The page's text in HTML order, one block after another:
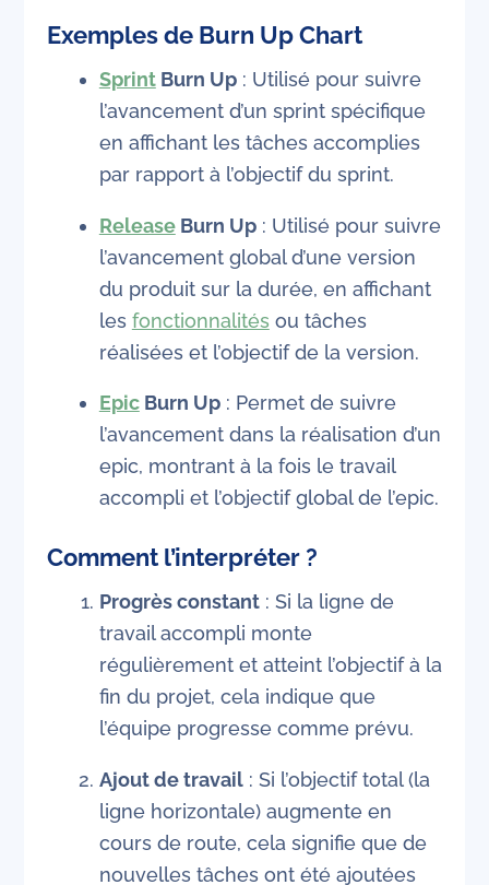
Exemples de Burn Up Chart
SprintBurn Up: Utilisé pour suivre
l’avancement d’un sprint spécifique
en affichant les tâches accomplies
par rapport à l’objectif du sprint.
ReleaseBurn Up: Utilisé pour suivre
l’avancement global d’une version
du produit sur la durée, en affichant
les fonctionnalités ou tâches
réalisées et l’objectif de la version.
EpicBurn Up: Permet de suivre
l’avancement dans la réalisation d’un
epic, montrant à la fois le travail
accompli et l’objectif global de l’epic.
Comment l’interpréter ?
Progrès constant: Si la ligne de
travail accompli monte
régulièrement et atteint l’objectif à la
fin du projet, cela indique que
l’équipe progresse comme prévu.
Ajout de travail: Si l’objectif total (la
ligne horizontale) augmente en
cours de route, cela signifie que de
nouvelles tâches ont été ajoutées